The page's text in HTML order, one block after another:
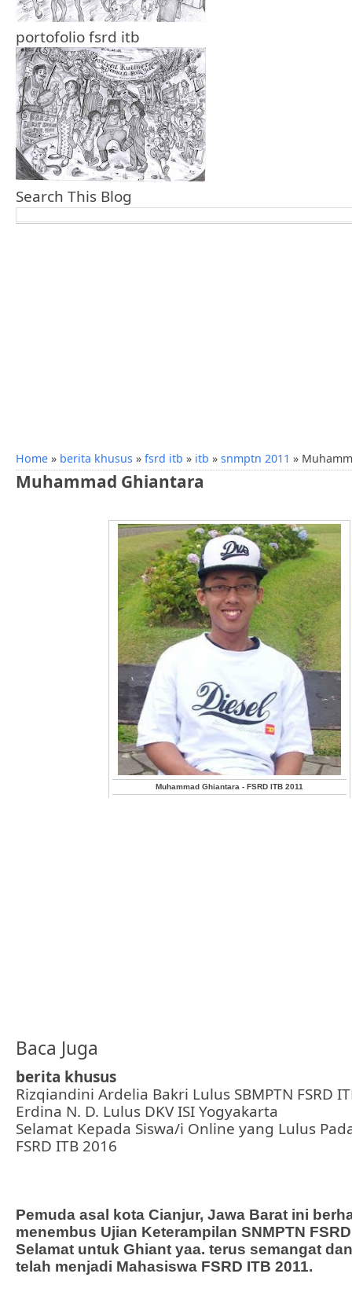
portofolio fsrd itb
Search This Blog
Home » berita khusus » fsrd itb » itb » snmptn 2011 »
Muhammad Ghiantara
Muhammad Ghiantara - FSRD ITB 2011
Baca Juga
berita khusus
Rizqiandini Ardelia Bakri Lulus SBMPTN FSRD
Erdina N. D. Lulus DKV ISI Yogyakarta
Selamat Kepada Siswa/i Online yang Lulus
FSRD ITB 2016
Pemuda asal kota Cianjur, Jawa Barat ini
menembus Ujian Keterampilan SNMPTN
Selamat untuk Ghiant yaa. terus semangat
telah menjadi Mahasiswa FSRD ITB 2011.